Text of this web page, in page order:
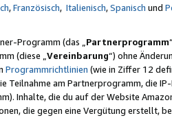
,Französisch, Italienisch,Spanisch und
Programm (das „Partnerprogramm
(diese „Vereinbarung“) ohne
Programmrichtlinien (wie in Ziffer 12
Teilnahme am Partnerprogramm, die
Inhalte, die du auf der Website
die gegen eine Vergütung erstellt,